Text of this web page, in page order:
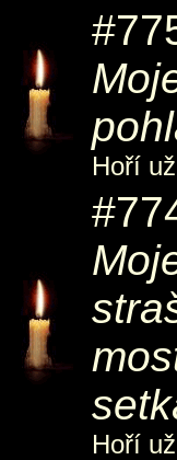
Hoří
Hoří